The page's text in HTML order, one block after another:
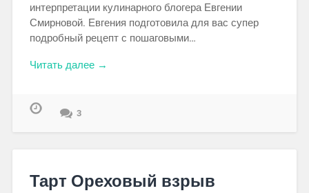
интерпретации кулинарного блогера Евгении
Смирновой. Евгения подготовила для вас супер
подробный рецепт с пошаговыми…
Читать далее →
3
Тарт Ореховый взрыв